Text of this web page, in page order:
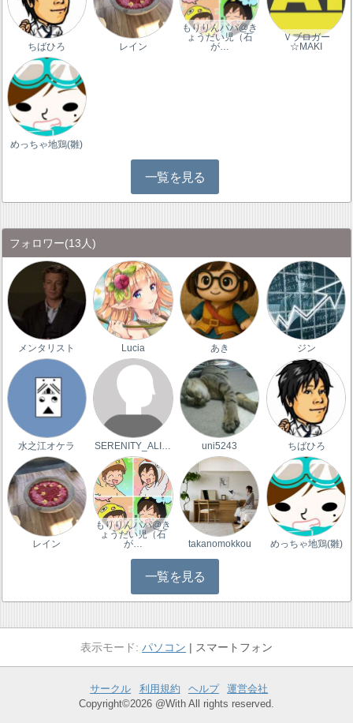
ちばひろ レイン
もりりんパパ@き
ょうだい児（石
が…
Ｖブロガー
☆MAKI
めっちゃ地鶏(雛)
一覧を見る
フォロワー(13人)
メンタリスト Lucia あき ジン
水之江オケラ uni5243 ちばひろ
レイン
もりりんパパ@き
ょうだい児（石
が…
takanomokkou めっちゃ地鶏(雛)
一覧を見る
パソコン スマートフォン
サークル 利用規約 ヘルプ
運営会社
Copyright©2026 @With All rights reserved.